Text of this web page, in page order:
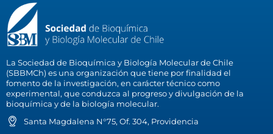
La Sociedad de Bioquímica y Biología Molecular de Chile
(SBBMCh) es una organización que tiene por finalidad el
fomento de la investigación, en carácter técnico como
experimental, que conduzca al progreso y divulgación de la
bioquímica y de la biología molecular.
Santa Magdalena N°75, Of. 304, Providencia